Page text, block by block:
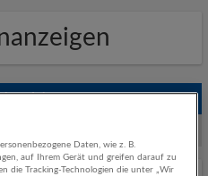
Jobs
XXXLutz KG
Daten, wie z. B.
auf Ihrem Gerät und greifen darauf zu
die Tracking-Technologien die unter „Wir